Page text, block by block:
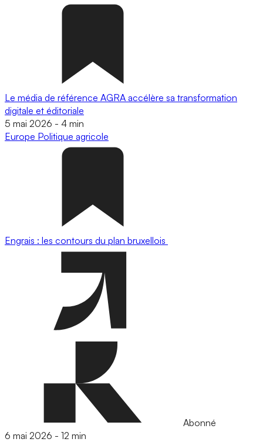
Le média de référence AGRA accélère sa transformation
digitale et éditoriale
5 mai 2026 - 4 min
Europe Politique agricole
Engrais : les contours du plan bruxellois
Abonné
6 mai 2026 - 12 min